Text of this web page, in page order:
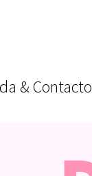
& Contacto